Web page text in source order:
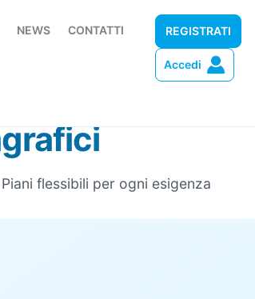
NEWS CONTATTI REGISTRATI
Accedi
flessibili per ogni esigenza